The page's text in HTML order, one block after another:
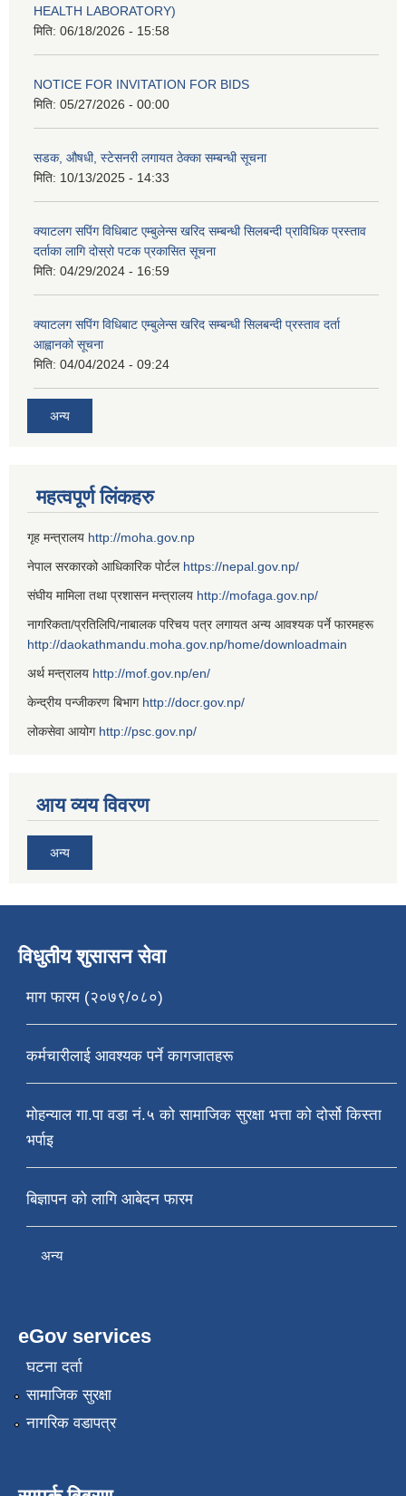
HEALTH LABORATORY)
मिति: 06/18/2026 - 15:58
NOTICE FOR INVITATION FOR BIDS
मिति: 05/27/2026 - 00:00
सडक, औषधी, स्टेसनरी लगायत ठेक्का सम्बन्धी सूचना
मिति: 10/13/2025 - 14:33
क्याटलग सपिंग विधिबाट एम्बुलेन्स खरिद सम्बन्धी सिलबन्दी प्राविधिक प्रस्ताव
दर्ताका लागि दोस्रो पटक प्रकासित सूचना
मिति: 04/29/2024 - 16:59
क्याटलग सपिंग विधिबाट एम्बुलेन्स खरिद सम्बन्धी सिलबन्दी प्रस्ताव दर्ता
आह्वानको सूचना
मिति: 04/04/2024 - 09:24
अन्य
महत्वपूर्ण लिंकहरु
गृह मन्त्रालय http://moha.gov.np
नेपाल सरकारको आधिकारिक पोर्टल https://nepal.gov.np/
संघीय मामिला तथा प्रशासन मन्त्रालय http://mofaga.gov.np/
नागरिकता/प्रतिलिपि/नाबालक परिचय पत्र लगायत अन्य आवश्यक पर्ने फारमहरू
http://daokathmandu.moha.gov.np/home/downloadmain
अर्थ मन्त्रालय http://mof.gov.np/en/
केन्द्रीय पन्जीकरण बिभाग http://docr.gov.np/
लोकसेवा आयोग http://psc.gov.np/
आय व्यय विवरण
अन्य
विधुतीय शुसासन सेवा
माग फारम (२०७९/०८०)
कर्मचारीलाई आवश्यक पर्ने कागजातहरू
मोहन्याल गा.पा वडा नं.५ को सामाजिक सुरक्षा भत्ता को दोर्सो किस्ता
भर्पाइ
बिज्ञापन को लागि आबेदन फारम
अन्य
eGov services
घटना दर्ता
सामाजिक सुरक्षा
नागरिक वडापत्र